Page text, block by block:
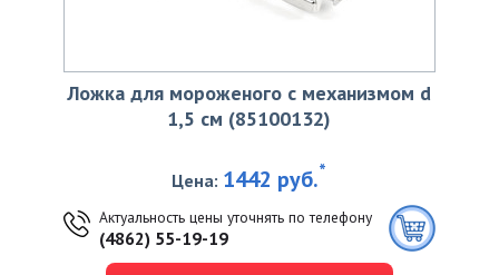
Ложка для мороженого с механизмом d
1,5 см (85100132)
Цена: 1442 руб.*
Актуальность цены уточнять по телефону
(4862) 55-19-19